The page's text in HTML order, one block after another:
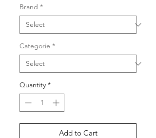
Brand *
Categorie *
Quantity *
Add to Cart